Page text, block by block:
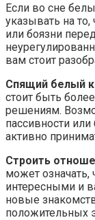
Если во сне
указывать на
или боязни
вам стоит
Спящий белый
стоит быть
решениям.
пассивности
активно
Строить
может означать,
интересными и
новые
положительных